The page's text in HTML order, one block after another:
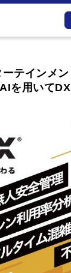
テインメ
を用いて